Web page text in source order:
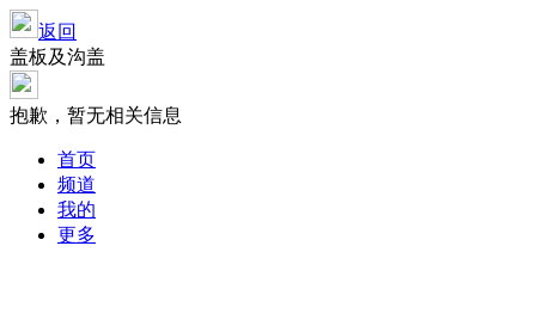
返回
盖板及沟盖
抱歉，暂无相关信息
首页
频道
我的
更多